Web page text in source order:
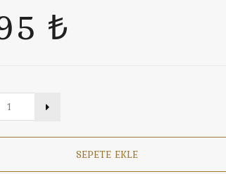
₺
SEPETE EKLE